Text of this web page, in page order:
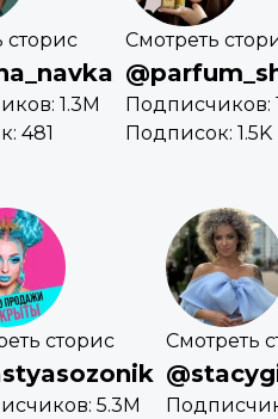
сторис
1.3M
481
Смотреть
Подписчиков:
Подписок: 1.5K
сторис
5.3M
Смотреть